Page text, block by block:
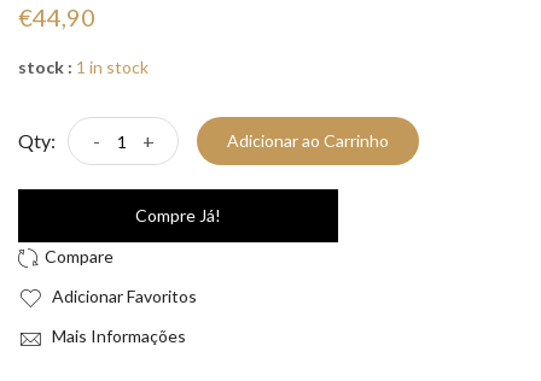
€44,90
stock : 1 in stock
Qty: - + Adicionar ao Carrinho
Compre Já!
Adicionar Favoritos
Mais Informações